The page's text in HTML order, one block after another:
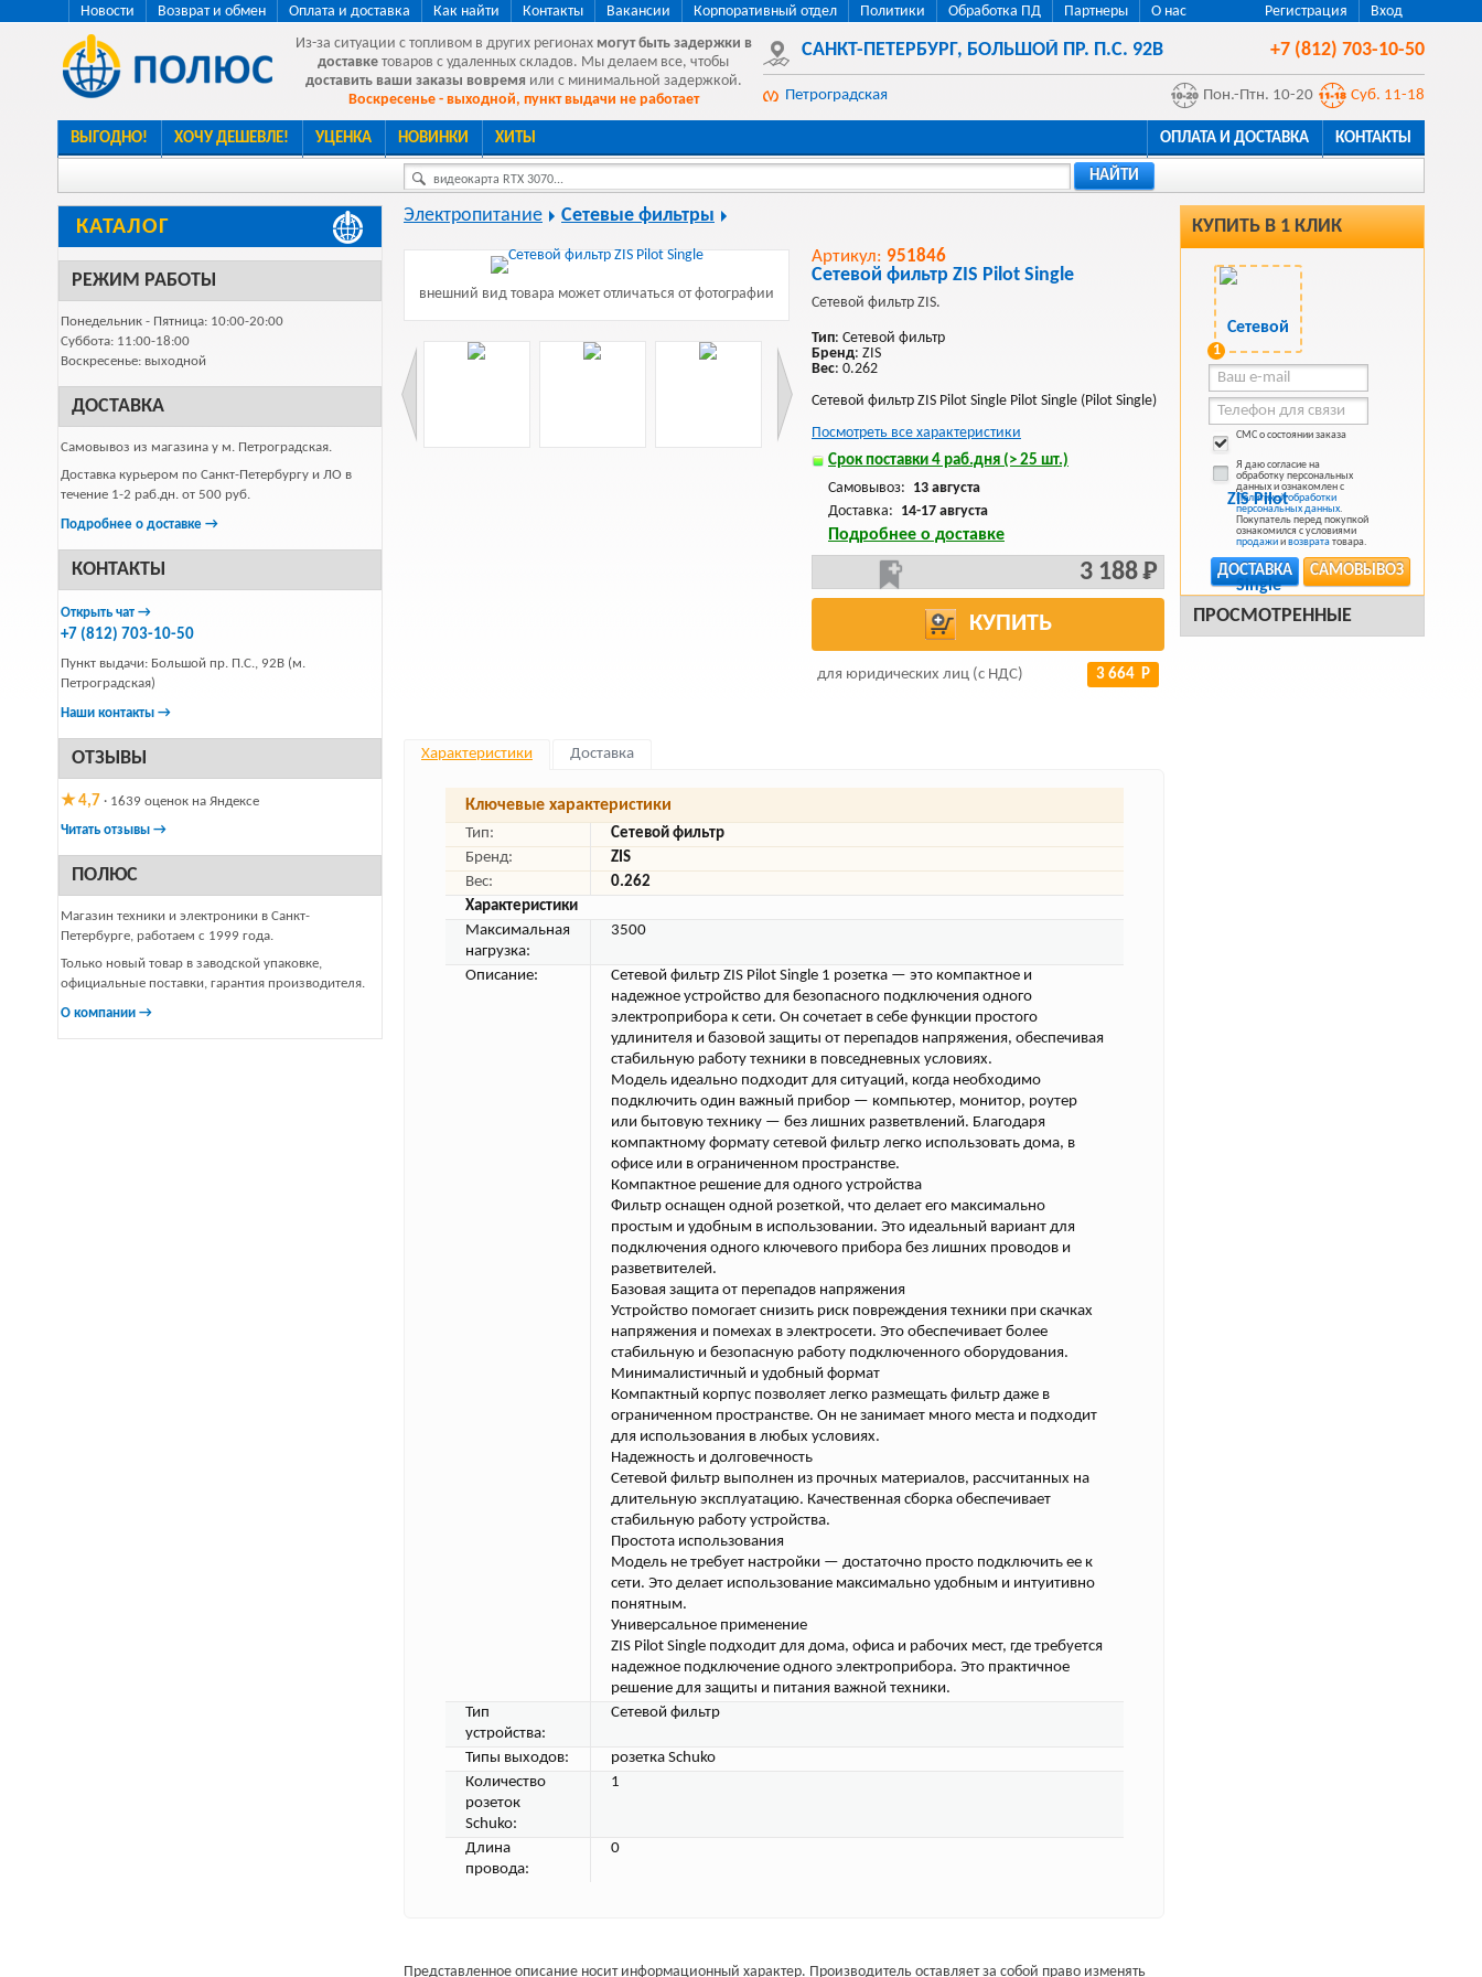
Регистрация Вход
Новости Возврат и обмен Оплата и доставка Как найти Контакты Вакансии Корпоративный отдел Политики Обработка ПД Партнеры
О нас
Из-за ситуации с топливом в других регионах могут быть задержки в
доставке товаров с удаленных складов. Мы делаем все, чтобы
доставить ваши заказы вовремя или с минимальной задержкой.
Воскресенье - выходной, пункт выдачи не работает
САНКТ-ПЕТЕРБУРГ, БОЛЬШОЙ ПР. П.С. 92В +7 (812) 703-10-50
Петроградская Пон.-Птн. 10-20 Суб. 11-18
ВЫГОДНО! ХОЧУ ДЕШЕВЛЕ! УЦЕНКА НОВИНКИ ХИТЫ ОПЛАТА И ДОСТАВКА КОНТАКТЫ
видеокарта RTX 3070... НАЙТИ
КАТАЛОГ
РЕЖИМ РАБОТЫ
Понедельник - Пятница: 10:00-20:00
Суббота: 11:00-18:00
Воскресенье: выходной
ДОСТАВКА
Самовывоз из магазина у м. Петроградская.
Доставка курьером по Санкт-Петербургу и ЛО в
течение 1-2 раб.дн. от 500 руб.
Подробнее о доставке →
КОНТАКТЫ
Открыть чат →
+7 (812) 703-10-50
Пункт выдачи: Большой пр. П.С., 92В (м.
Петроградская)
Наши контакты →
ОТЗЫВЫ
★ 4,7 · 1639 оценок на Яндексе
Читать отзывы →
ПОЛЮС
Магазин техники и электроники в Санкт-
Петербурге, работаем с 1999 года.
Только новый товар в заводской упаковке,
официальные поставки, гарантия производителя.
О компании →
КУПИТЬ В 1 КЛИК
1
СМС о состоянии заказа
Я даю согласие на
обработку персональных
данных и ознакомлен с
Политикой обработки
персональных данных.
Покупатель перед покупкой
ознакомился с условиями
продажиивозврататовара.
САМОВЫВОЗ
ДОСТАВКА
ПРОСМОТРЕННЫЕ
Электропитание Сетевые фильтры
внешний вид товара может отличаться от фотографии
Артикул: 951846
Сетевой фильтр ZIS Pilot Single
Сетевой фильтр ZIS.
Тип: Сетевой фильтр
Бренд: ZIS
Вес: 0.262
Сетевой фильтр ZIS Pilot Single Pilot Single (Pilot Single)
Посмотреть все характеристики
Срок поставки 4 раб.дня (> 25 шт.)
Самовывоз: 13 августа
Доставка: 14-17 августа
Подробнее о доставке
3 188 Р
КУПИТЬ
для юридических лиц (с НДС) 3 664 Р
Характеристики Доставка
Ключевые характеристики
Тип:
Сетевой фильтр
Бренд:
ZIS
Вес:
0.262
Характеристики
Максимальная
нагрузка:
3500
Описание:
Сетевой фильтр ZIS Pilot Single 1 розетка — это компактное и
надежное устройство для безопасного подключения одного
электроприбора к сети. Он сочетает в себе функции простого
удлинителя и базовой защиты от перепадов напряжения, обеспечивая
стабильную работу техники в повседневных условиях.
Модель идеально подходит для ситуаций, когда необходимо
подключить один важный прибор — компьютер, монитор, роутер
или бытовую технику — без лишних разветвлений. Благодаря
компактному формату сетевой фильтр легко использовать дома, в
офисе или в ограниченном пространстве.
Компактное решение для одного устройства
Фильтр оснащен одной розеткой, что делает его максимально
простым и удобным в использовании. Это идеальный вариант для
подключения одного ключевого прибора без лишних проводов и
разветвителей.
Базовая защита от перепадов напряжения
Устройство помогает снизить риск повреждения техники при скачках
напряжения и помехах в электросети. Это обеспечивает более
стабильную и безопасную работу подключенного оборудования.
Минималистичный и удобный формат
Компактный корпус позволяет легко размещать фильтр даже в
ограниченном пространстве. Он не занимает много места и подходит
для использования в любых условиях.
Надежность и долговечность
Сетевой фильтр выполнен из прочных материалов, рассчитанных на
длительную эксплуатацию. Качественная сборка обеспечивает
стабильную работу устройства.
Простота использования
Модель не требует настройки — достаточно просто подключить ее к
сети. Это делает использование максимально удобным и интуитивно
понятным.
Универсальное применение
ZIS Pilot Single подходит для дома, офиса и рабочих мест, где требуется
надежное подключение одного электроприбора. Это практичное
решение для защиты и питания важной техники.
Тип
устройства:
Сетевой фильтр
Типы выходов:
розетка Schuko
Количество
розеток
Schuko:
1
Длина
провода:
0
Представленное описание носит информационный характер. Производитель оставляет за собой право изменять